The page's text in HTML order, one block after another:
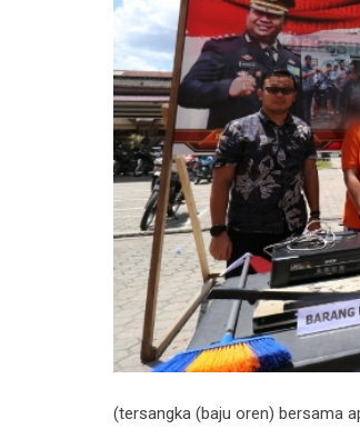
(tersangka (baju oren) bersama